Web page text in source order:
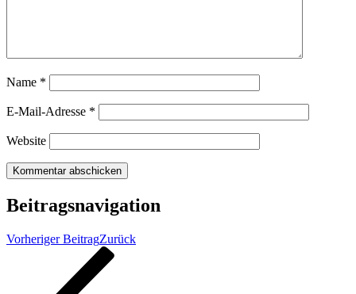
Name *
E-Mail-Adresse *
Website
Beitragsnavigation
Vorheriger BeitragZurück